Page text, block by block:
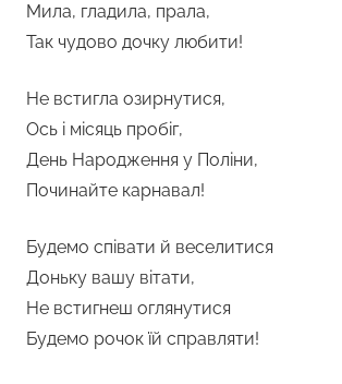
Мила, гладила, прала,
Так чудово дочку любити!
Не встигла озирнутися,
Ось і місяць пробіг,
День Народження у Поліни,
Починайте карнавал!
Будемо співати й веселитися
Доньку вашу вітати,
Не встигнеш оглянутися
Будемо рочок їй справляти!